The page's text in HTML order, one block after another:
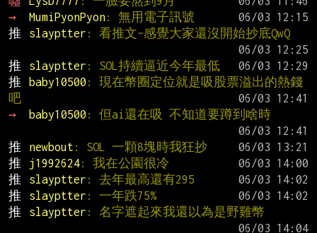
→
MumiPyonPyon: 無用電子訊號
推
slayptter : 看推文~感覺大家還沒開始抄底QwQ
推
slayptter : SOL持續逼近今年最低
推
baby10500 : 現在幣圈定位就是吸股票溢出的熱錢
吧
→
baby10500 : 但ai還在吸 不知道要蹲到啥時
推
newbout : SOL 一顆8塊時我狂抄
推
j1992624: 我在公園很冷
推
slayptter : 去年最高還有295
推
slayptter : 一年跌75%
推
slayptter : 名字遮起來我還以為是野雞幣